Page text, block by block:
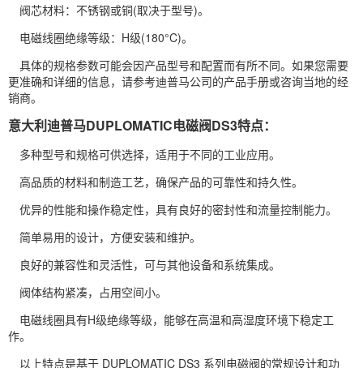
阀芯材料：不锈钢或铜(取决于型号)。
电磁线圈绝缘等级：H级(180°C)。
具体的规格参数可能会因产品型号和配置而有所不同。如果您需要
更准确和详细的信息，请参考迪普马公司的产品手册或咨询当地的经
销商。
意大利迪普马DUPLOMATIC电磁阀DS3特点：
多种型号和规格可供选择，适用于不同的工业应用。
高品质的材料和制造工艺，确保产品的可靠性和持久性。
优异的性能和操作稳定性，具有良好的密封性和流量控制能力。
简单易用的设计，方便安装和维护。
良好的兼容性和灵活性，可与其他设备和系统集成。
阀体结构紧凑，占用空间小。
电磁线圈具有H级绝缘等级，能够在高温和高湿度环境下稳定工
作。
以上特点是基于 DUPLOMATIC DS3 系列电磁阀的常规设计和功